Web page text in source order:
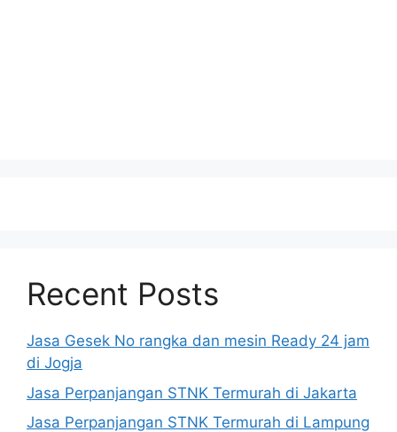
Recent Posts
Jasa Gesek No rangka dan mesin Ready 24 jam
di Jogja
Jasa Perpanjangan STNK Termurah di Jakarta
Jasa Perpanjangan STNK Termurah di Lampung